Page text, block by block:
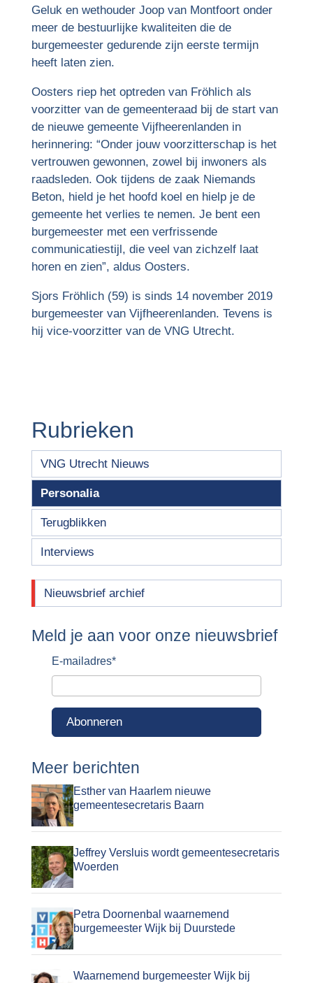
Geluk en wethouder Joop van Montfoort onder
meer de bestuurlijke kwaliteiten die de
burgemeester gedurende zijn eerste termijn
heeft laten zien.
Oosters riep het optreden van Fröhlich als
voorzitter van de gemeenteraad bij de start van
de nieuwe gemeente Vijfheerenlanden in
herinnering: “Onder jouw voorzitterschap is het
vertrouwen gewonnen, zowel bij inwoners als
raadsleden. Ook tijdens de zaak Niemands
Beton, hield je het hoofd koel en hielp je de
gemeente het verlies te nemen. Je bent een
burgemeester met een verfrissende
communicatiestijl, die veel van zichzelf laat
horen en zien”, aldus Oosters.
Sjors Fröhlich (59) is sinds 14 november 2019
burgemeester van Vijfheerenlanden. Tevens is
hij vice-voorzitter van de VNG Utrecht.
Rubrieken
VNG Utrecht Nieuws
Personalia
Terugblikken
Interviews
Nieuwsbrief archief
Meld je aan voor onze nieuwsbrief
E-mailadres*
Abonneren
Meer berichten
Esther van Haarlem nieuwe
gemeentesecretaris Baarn
Jeffrey Versluis wordt gemeentesecretaris
Woerden
Petra Doornenbal waarnemend
burgemeester Wijk bij Duurstede
Waarnemend burgemeester Wijk bij